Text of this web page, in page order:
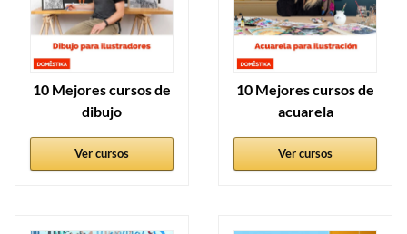
10 Mejores cursos de
dibujo
Ver cursos
10 Mejores cursos de
acuarela
Ver cursos